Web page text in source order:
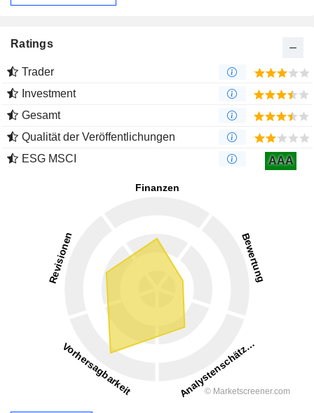
Ratings
Trader
Investment
Gesamt
Qualität der Veröffentlichungen
ESG MSCI
AAA